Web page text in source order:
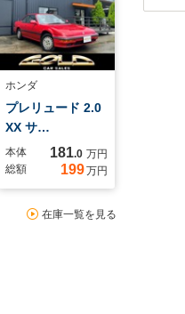
ホンダ
プレリュード 2.0
XX サ…
本体 181.0 万円
総額
199万円
在庫一覧を見る